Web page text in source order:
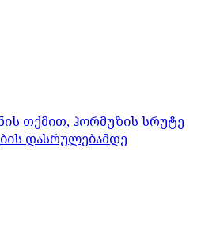
თქმით, ჰორმუზის სრუტე
დასრულებამდე